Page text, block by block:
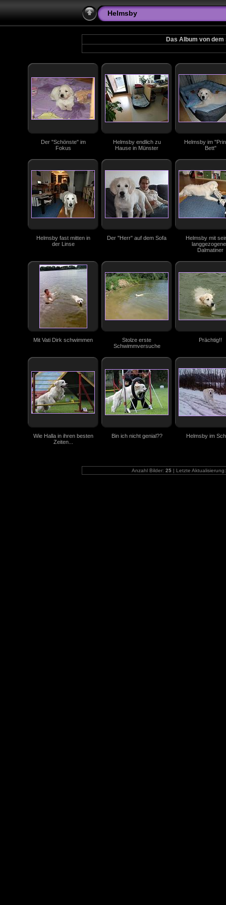
Helmsby
Das Album von
Der "Schönste" im
Fokus
Helmsby endlich zu
Hause in Münster
Helmsby im
Bett"
Helmsby fast mitten in
der Linse
Der "Herr" auf dem Sofa
Helmsby mit
Dalmatiner
Mit Vati Dirk schwimmen
Stolze erste
Schwimmversuche
Prächtig!!
Wie Halla in ihren besten
Zeiten...
Bin ich nicht genial?? Helmsby im
Anzahl Bilder: 25| Letzte